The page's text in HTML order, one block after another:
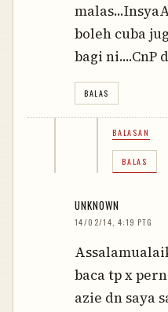
boleh cuba
bagi ni....CnP
BALAS
BALASAN
BALAS
UNKNOWN
14/02/14, 4:19 PTG
baca tp x
azie dn saya